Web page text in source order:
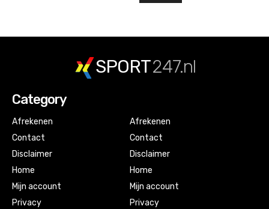
SPORT247.nl
Category
Afrekenen
Contact
Disclaimer
Home
Mijn account
Privacy
Afrekenen
Contact
Disclaimer
Home
Mijn account
Privacy